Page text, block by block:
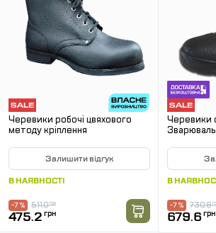
Черевики робочі цвяхового
методу кріплення
Залишити відгук
В НАЯВНОСТІ
511.0грн
-7 %
475.2 грн
Черевики
В
730.8
-7 %
679.6 грн